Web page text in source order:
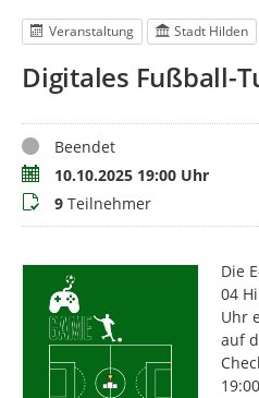
Veranstaltung Stadt Hilden
Digitales Fußball-
StatusBeendet
Termin10.10.2025 19:00 Uhr
Teilnehmer
9 Teilnehmer
Die
04
Uhr
auf